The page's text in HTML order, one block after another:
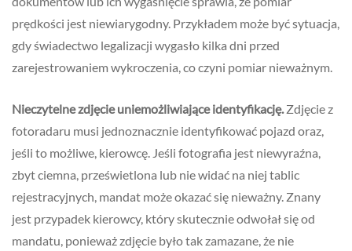
prędkości jest niewiarygodny. Przykładem może być sytuacja,
gdy świadectwo legalizacji wygasło kilka dni przed
zarejestrowaniem wykroczenia, co czyni pomiar nieważnym.
Nieczytelne zdjęcie uniemożliwiające identyfikację. Zdjęcie z
fotoradaru musi jednoznacznie identyfikować pojazd oraz,
jeśli to możliwe, kierowcę. Jeśli fotografia jest niewyraźna,
zbyt ciemna, prześwietlona lub nie widać na niej tablic
rejestracyjnych, mandat może okazać się nieważny. Znany
jest przypadek kierowcy, który skutecznie odwołał się od
mandatu, ponieważ zdjęcie było tak zamazane, że nie